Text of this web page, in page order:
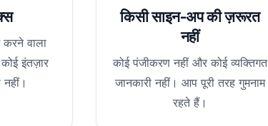
वाला
इंतज़ार
किसी साइन-अप की ज़रूरत
नहीं
कोई पंजीकरण नहीं और कोई व्यक्तिगत
जानकारी नहीं। आप पूरी तरह गुमनाम
रहते हैं।